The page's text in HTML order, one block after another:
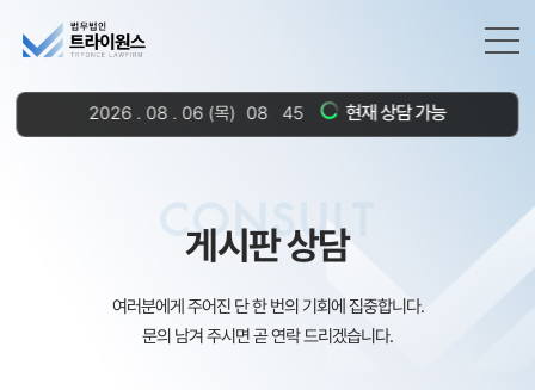
2026 . 08 . 06 (목) 08 45 현재 상담 가능
CONSULT
게시판 상담
여러분에게 주어진 단 한 번의 기회에 집중합니다.
문의 남겨 주시면 곧 연락 드리겠습니다.